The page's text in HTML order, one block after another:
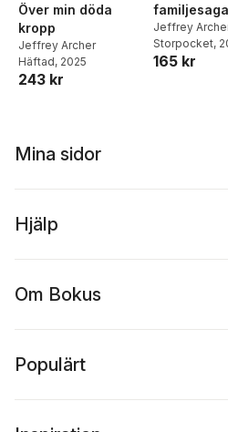
Över min döda
kropp
Jeffrey Archer
Häftad, 2025
243 kr
familjesaga
Jeffrey
Storpocket,
165 kr
Mina sidor
Hjälp
Om Bokus
Populärt